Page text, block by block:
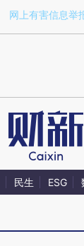
网上有害信息举
民生 ESG